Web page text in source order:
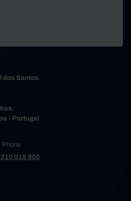
dos Santos
- Portugal
Phone
015 800